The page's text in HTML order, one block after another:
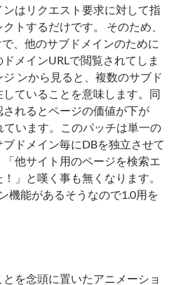
はリクエスト要求に対して指
トするだけです。 そのため、
、他のサブドメインのために
メインURLで閲覧されてしま
ンから見ると、複数のサブド
ていることを意味します。同
れるとページの価値が下が
ています。このパッチは単一の
ドメイン毎にDBを独立させて
他サイト用のページを検索エ
」と嘆く事も無くなります。
機能があるそうなので1.0用を
を念頭に置いたアニメーショ